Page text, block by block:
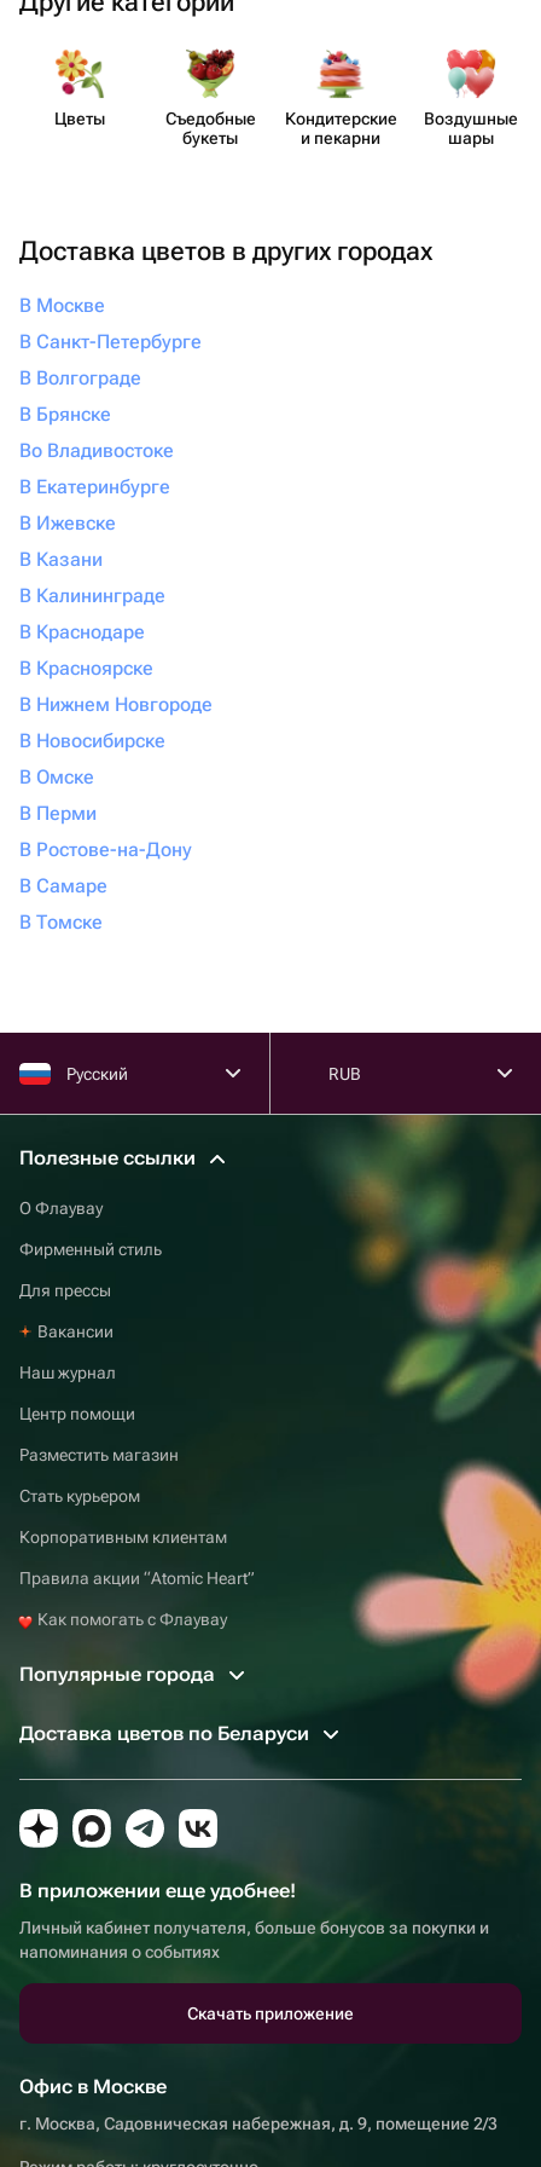
Цветы
Съедобные
букеты
Кондит​ерские
и пекарни
Воздушные
шары
Доставка цветов в других городах
В Москве
В Санкт-Петербурге
В Волгограде
В Брянске
Во Владивостоке
В Екатеринбурге
В Ижевске
В Казани
В Калининграде
В Краснодаре
В Красноярске
В Нижнем Новгороде
В Новосибирске
В Омске
В Перми
В Ростове-на-Дону
В Самаре
В Томске
Русский RUB
Полезные ссылки
О Флаувау
Фирменный стиль
Для прессы
Вакансии
Наш журнал
Центр помощи
Разместить магазин
Стать курьером
Корпоративным клиентам
Правила акции “Atomic Heart”
Как помогать с Флаувау
Популярные города
Доставка цветов по Беларуси
В приложении еще удобнее!
Личный кабинет получателя, больше бонусов за покупки и
напоминания о событиях
Скачать приложение
Офис в Москве
г. Москва, Садовническая набережная, д. 9, помещение 2/3